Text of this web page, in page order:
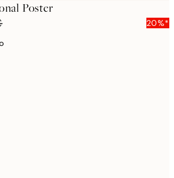
Poster
20%*